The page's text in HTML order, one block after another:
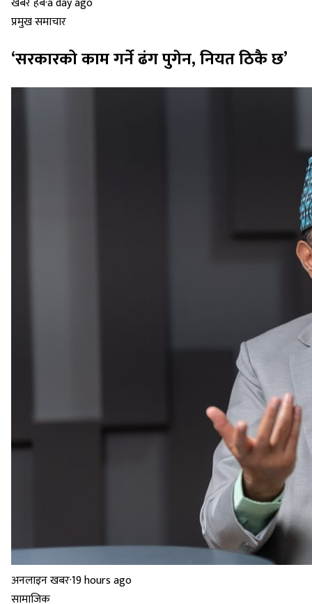
प्रमुख समाचार
‘सरकारको काम गर्ने ढंग पुगेन, नियत ठिकै छ’
अनलाइन खबर·19 hours ago
सामाजिक